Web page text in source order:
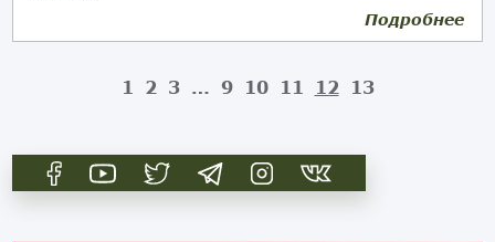
Подробнее
1 2 3 … 9 10 11 12 13